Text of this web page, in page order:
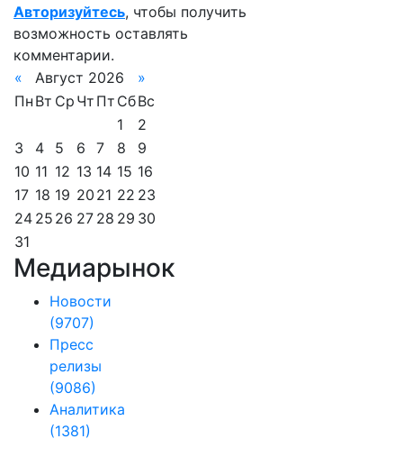
Авторизуйтесь, чтобы получить
возможность оставлять
комментарии.
«
Август 2026
»
Пн Вт Ср Чт Пт СбВс
1
2
3
4 5 6 7 8
9
10 11 12 13 14 15 16
17 18 19 20 21 22 23
24 25 26 27 28 29 30
31
Медиарынок
Новости
(9707)
Пресс
релизы
(9086)
Аналитика
(1381)